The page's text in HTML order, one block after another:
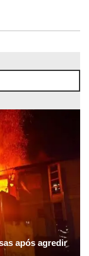
após agredir